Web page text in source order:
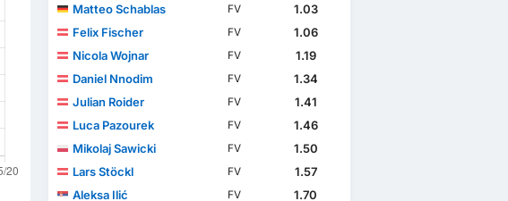
Matteo Schablas
FV
1.03
Felix Fischer
FV
1.06
Nicola Wojnar
FV
1.19
Daniel Nnodim
FV
1.34
Julian Roider
FV
1.41
Luca Pazourek
FV
1.46
Mikolaj Sawicki
FV
1.50
Lars Stöckl
FV
1.57
Aleksa Ilić
FV
1.70